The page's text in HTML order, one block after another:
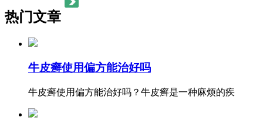
热门文章
牛皮癣使用偏方能治好吗
牛皮癣使用偏方能治好吗？牛皮癣是一种麻烦的疾